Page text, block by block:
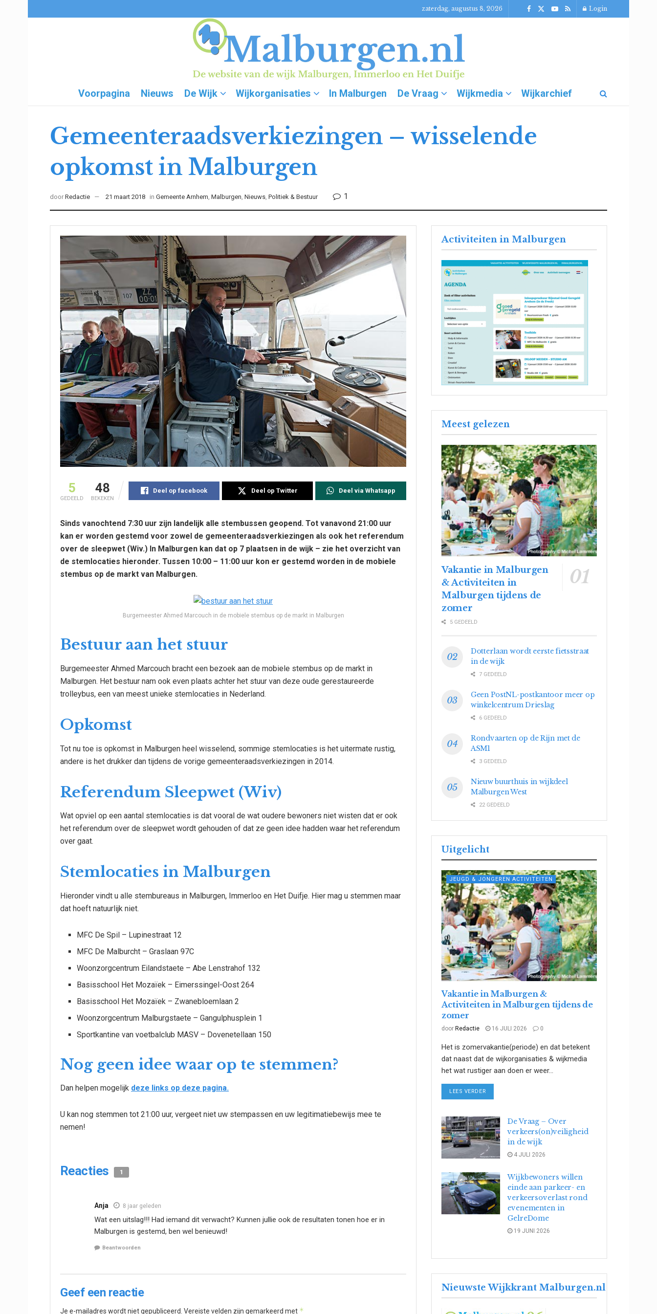
zaterdag, augustus 8, 2026 Login
Voorpagina Nieuws De Wijk Wijkorganisaties In Malburgen De Vraag Wijkmedia Wijkarchief
Gemeenteraadsverkiezingen – wisselende
opkomst in Malburgen
door Redactie 21 maart 2018 in Gemeente Arnhem, Malburgen, Nieuws, Politiek & Bestuur 1
5
GEDEELD
48
BEKEKEN
Deel op facebook Deel op Twitter Deel via Whatsapp
Sinds vanochtend 7:30 uur zijn landelijk alle stembussen geopend. Tot vanavond 21:00 uur
kan er worden gestemd voor zowel de gemeenteraadsverkiezingen als ook het referendum
over de sleepwet (Wiv.) In Malburgen kan dat op 7 plaatsen in de wijk – zie het overzicht van
de stemlocaties hieronder. Tussen 10:00 – 11:00 uur kon er gestemd worden in de mobiele
stembus op de markt van Malburgen.
Burgemeester Ahmed Marcouch in de mobiele stembus op de markt in Malburgen
Bestuur aan het stuur
Burgemeester Ahmed Marcouch bracht een bezoek aan de mobiele stembus op de markt in
Malburgen. Het bestuur nam ook even plaats achter het stuur van deze oude gerestaureerde
trolleybus, een van meest unieke stemlocaties in Nederland.
Opkomst
Tot nu toe is opkomst in Malburgen heel wisselend, sommige stemlocaties is het uitermate rustig,
andere is het drukker dan tijdens de vorige gemeenteraadsverkiezingen in 2014.
Referendum Sleepwet (Wiv)
Wat opviel op een aantal stemlocaties is dat vooral de wat oudere bewoners niet wisten dat er ook
het referendum over de sleepwet wordt gehouden of dat ze geen idee hadden waar het referendum
over gaat.
Stemlocaties in Malburgen
Hieronder vindt u alle stembureaus in Malburgen, Immerloo en Het Duifje. Hier mag u stemmen maar
dat hoeft natuurlijk niet.
MFC De Spil – Lupinestraat 12
MFC De Malburcht – Graslaan 97C
Woonzorgcentrum Eilandstaete – Abe Lenstrahof 132
Basisschool Het Mozaïek – Eimerssingel-Oost 264
Basisschool Het Mozaïek – Zwanebloemlaan 2
Woonzorgcentrum Malburgstaete – Gangulphusplein 1
Sportkantine van voetbalclub MASV – Dovenetellaan 150
Nog geen idee waar op te stemmen?
Dan helpen mogelijk deze links op deze pagina.
U kan nog stemmen tot 21:00 uur, vergeet niet uw stempassen en uw legitimatiebewijs mee te
nemen!
Reacties 1
Anja 8 jaar geleden
Wat een uitslag!!! Had iemand dit verwacht? Kunnen jullie ook de resultaten tonen hoe er in
Malburgen is gestemd, ben wel benieuwd!
Beantwoorden
Geef een reactie
Je e-mailadres wordt niet gepubliceerd. Vereiste velden zijn gemarkeerd met *
Activiteiten in Malburgen
Meest gelezen
Vakantie in Malburgen
& Activiteiten in
Malburgen tijdens de
zomer
5 GEDEELD
Dotterlaan wordt eerste fietsstraat
in de wijk
7 GEDEELD
Geen PostNL-postkantoor meer op
winkelcentrum Drieslag
6 GEDEELD
Rondvaarten op de Rijn met de
ASM1
3 GEDEELD
Nieuw buurthuis in wijkdeel
Malburgen West
22 GEDEELD
Uitgelicht
JEUGD & JONGEREN ACTIVITEITEN
Vakantie in Malburgen &
Activiteiten in Malburgen tijdens de
zomer
door Redactie 16 JULI 2026 0
Het is zomervakantie(periode) en dat betekent
dat naast dat de wijkorganisaties & wijkmedia
het wat rustiger aan doen er weer...
LEES VERDER
De Vraag – Over
verkeers(on)veiligheid
in de wijk
4 JULI 2026
Wijkbewoners willen
einde aan parkeer- en
verkeersoverlast rond
evenementen in
GelreDome
19 JUNI 2026
Nieuwste Wijkkrant Malburgen.nl